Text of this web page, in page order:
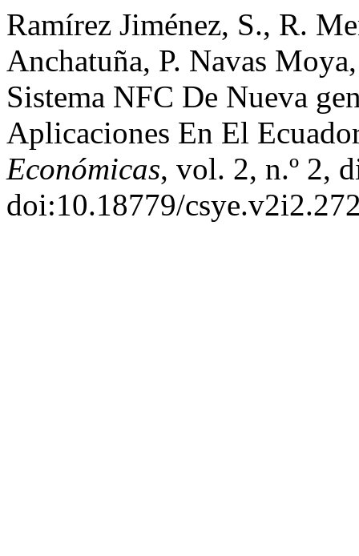
Ramírez Jiménez, S., R.
Anchatuña, P. Navas
Sistema NFC De Nueva
Aplicaciones En El
Económicas, vol. 2, n.º 2,
doi:10.18779/